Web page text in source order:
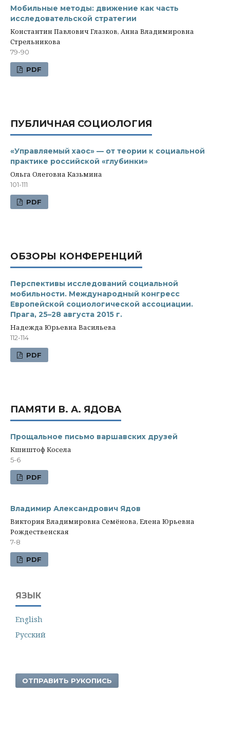
Мобильные методы: движение как часть
исследовательской стратегии
Константин Павлович Глазков, Анна Владимировна
Стрельникова
79-90
PDF
ПУБЛИЧНАЯ СОЦИОЛОГИЯ
«Управляемый хаос» — от теории к социальной
практике российской «глубинки»
Ольга Олеговна Казьмина
101-111
PDF
ОБЗОРЫ КОНФЕРЕНЦИЙ
Перспективы исследований социальной
мобильности. Международный конгресс
Европейской социологической ассоциации.
Прага, 25–28 августа 2015 г.
Надежда Юрьевна Васильева
112-114
PDF
ПАМЯТИ В. А. ЯДОВА
Прощальное письмо варшавских друзей
Кшиштоф Косела
5-6
PDF
Владимир Александрович Ядов
Виктория Владимировна Семёнова, Елена Юрьевна
Рождественская
7-8
PDF
ЯЗЫК
English
Русский
ОТПРАВИТЬ РУКОПИСЬ